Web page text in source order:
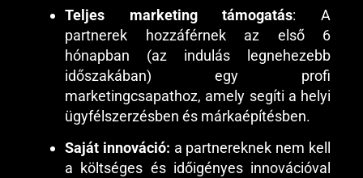
Teljes marketing támogatás: A
partnerek hozzáférnek az első 6
hónapban (az indulás legnehezebb
időszakában) egy profi
marketingcsapathoz, amely segíti a helyi
ügyfélszerzésben és márkaépítésben.
Saját innováció: a partnereknek nem kell
a költséges és időigényes innovációval